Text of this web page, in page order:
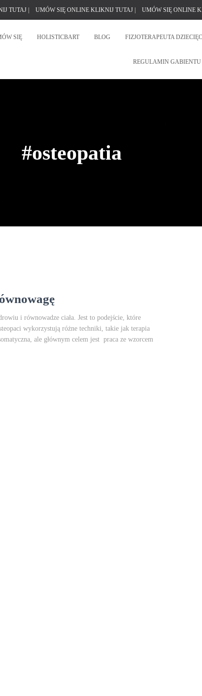
TUTAJ | UMÓW SIĘ ONLINE KLIKNIJ TUTAJ | UMÓW SIĘ ONLINE
SIĘ HOLISTICBART BLOG FIZJOTERAPEUTA
REGULAMIN GABIENTU
#osteopatia
i równowadze ciała. Jest to podejście, które
wykorzystują różne techniki, takie jak terapia
ale głównym celem jest praca ze wzorcem